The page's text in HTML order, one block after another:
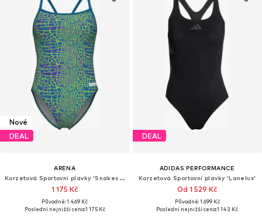
Nové
DEAL
ARENA
Korzetová Sportovní plavky 'Snakeskin'
1 175 Kč
Původně: 1 469 Kč
Poslední nejnižší cena:1 175 Kč
DEAL
ADIDAS PERFORMANCE
Korzetová Sportovní plavky 'Lanelux'
Od 1 529 Kč
Původně: 1 699 Kč
Poslední nejnižší cena:1 143 Kč